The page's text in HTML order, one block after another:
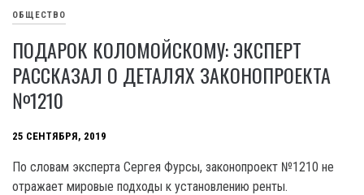
ОБЩЕСТВО
ПОДАРОК КОЛОМОЙСКОМУ: ЭКСПЕРТ
РАССКАЗАЛ О ДЕТАЛЯХ ЗАКОНОПРОЕКТА
№1210
25 СЕНТЯБРЯ, 2019
По словам эксперта Сергея Фурсы, законопроект №1210 не
отражает мировые подходы к установлению ренты.